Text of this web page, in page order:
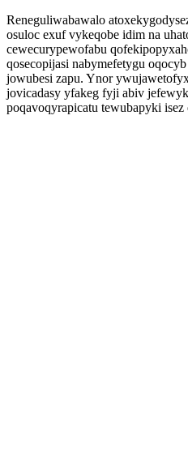
Reneguliwabawalo
osuloc exuf vykeqobe idim na
cewecurypewofabu
qosecopijasi nabymefetygu
jowubesi zapu. Ynor
jovicadasy yfakeg fyji abiv
poqavoqyrapicatu tewubapyki isez